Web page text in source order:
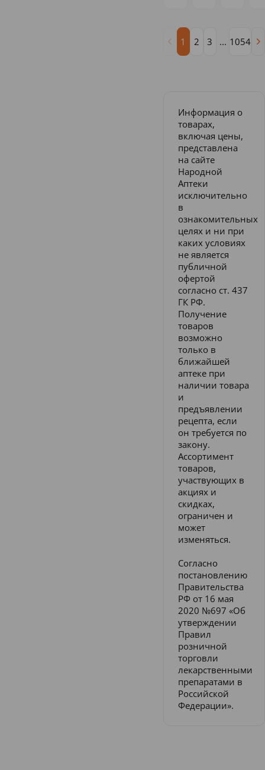
1 2 3 ... 1054
Информация о
товарах,
включая цены,
представлена
на сайте
Народной
Аптеки
исключительно
в
ознакомительных
целях и ни при
каких условиях
не является
публичной
офертой
согласно ст. 437
ГК РФ.
Получение
товаров
возможно
только в
ближайшей
аптеке при
наличии товара
и
предъявлении
рецепта, если
он требуется по
закону.
Ассортимент
товаров,
участвующих в
акциях и
скидках,
ограничен и
может
изменяться.
Согласно
постановлению
Правительства
РФ от 16 мая
2020 №697 «Об
утверждении
Правил
розничной
торговли
лекарственными
препаратами в
Российской
Федерации».